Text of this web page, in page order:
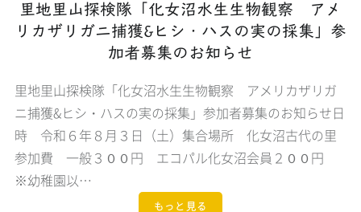
里地里山探検隊「化女沼水生生物観察 アメ
リカザリガニ捕獲&ヒシ・ハスの実の採集」参
加者募集のお知らせ
里地里山探検隊「化女沼水生生物観察 アメリカザリガ
ニ捕獲&ヒシ・ハスの実の採集」参加者募集のお知らせ日
時 令和６年８月３日（土）集合場所 化女沼古代の里
参加費 一般３００円 エコパル化女沼会員２００円
※幼稚園以…
もっと見る